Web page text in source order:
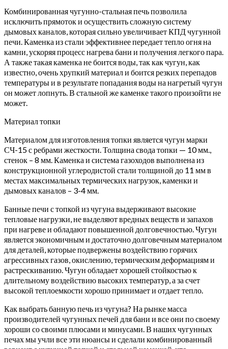
Комбинированная чугунно-стальная печь позволила
исключить прямоток и осуществить сложную систему
дымовых каналов, которая сильно увеличивает КПД чугунной
печи. Каменка из стали эффективнее передает тепло огня на
камни, ускоряя процесс нагрева бани и получения легкого пара.
А также такая каменка не боится воды, так как чугун, как
известно, очень хрупкий материал и боится резких перепадов
температуры и в результате попадания воды на нагретый чугун
он может лопнуть. В стальной же каменке такого произойти не
может.
Материал топки
Материалом для изготовления топки является чугун марки
СЧ-15 с ребрами жесткости. Толщина свода топки — 10 мм.,
стенок – 8 мм. Каменка и система газоходов выполнена из
конструкционной углеродистой стали толщиной до 11 мм в
местах максимальных термических нагрузок, каменки и
дымовых каналов – 3-4 мм.
Банные печи с топкой из чугуна выдерживают высокие
тепловые нагрузки, не выделяют вредных веществ и запахов
при нагреве и обладают повышенной долговечностью. Чугун
является экономичным и достаточно долговечным материалом
для деталей, которые подвержены воздействию горячих
агрессивных газов, окислению, термическим деформациям и
растрескиванию. Чугун обладает хорошей стойкостью к
длительному воздействию высоких температур, а за счет
высокой теплоемкости хорошо принимает и отдает тепло.
Как выбрать банную печь из чугуна? На рынке масса
производителей чугунных печей для бани и все они по своему
хороши со своими плюсами и минусами. В наших чугунных
печах мы учли все эти нюансы и сделали комбинированный